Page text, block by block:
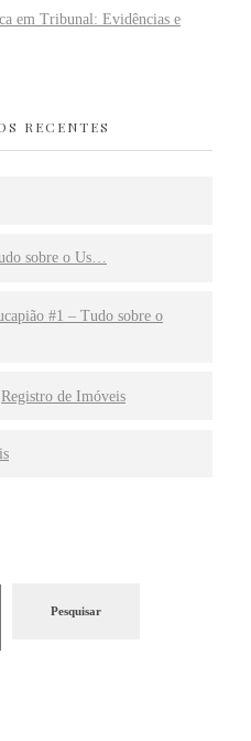
em Tribunal: Evidências e
RECENTES
sobre o Us…
#1 – Tudo sobre o
Registro de Imóveis
Pesquisar